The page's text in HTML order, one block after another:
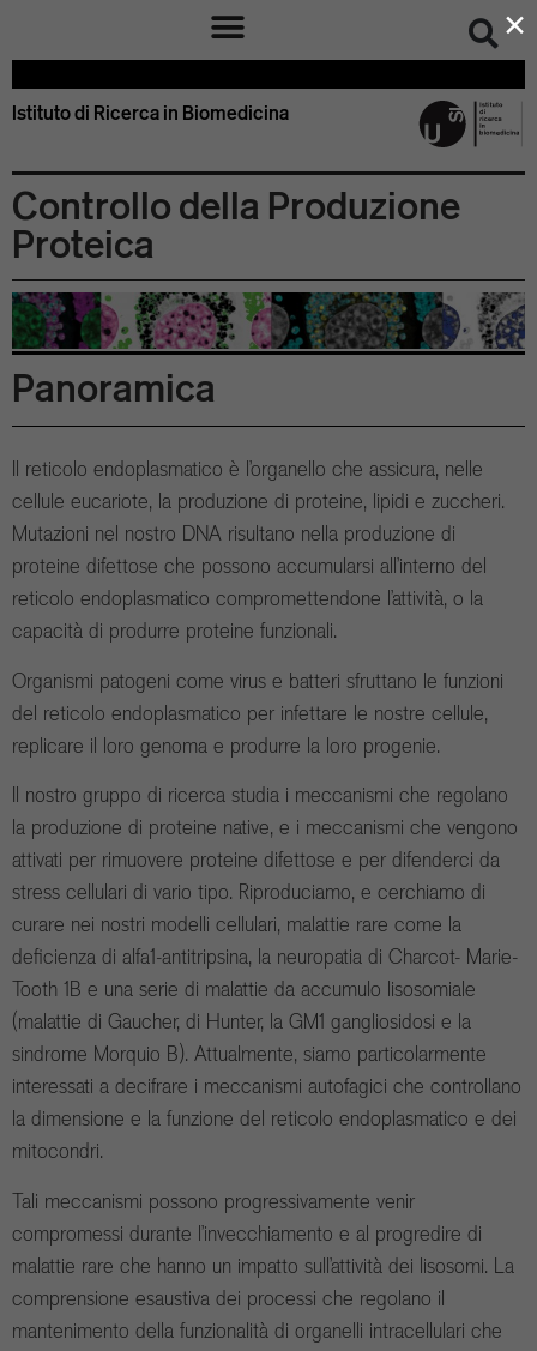
Istituto di Ricerca in Biomedicina
Controllo della Produzione
Proteica
Panoramica
Il reticolo endoplasmatico è l’organello che assicura, nelle
cellule eucariote, la produzione di proteine, lipidi e zuccheri.
Mutazioni nel nostro DNA risultano nella produzione di
proteine difettose che possono accumularsi all’interno del
reticolo endoplasmatico compromettendone l’attività, o la
capacità di produrre proteine funzionali.
Organismi patogeni come virus e batteri sfruttano le funzioni
del reticolo endoplasmatico per infettare le nostre cellule,
replicare il loro genoma e produrre la loro progenie.
Il nostro gruppo di ricerca studia i meccanismi che regolano
la produzione di proteine native, e i meccanismi che vengono
attivati per rimuovere proteine difettose e per difenderci da
stress cellulari di vario tipo. Riproduciamo, e cerchiamo di
curare nei nostri modelli cellulari, malattie rare come la
deficienza di alfa1-antitripsina, la neuropatia di Charcot- Marie-
Tooth 1B e una serie di malattie da accumulo lisosomiale
(malattie di Gaucher, di Hunter, la GM1 gangliosidosi e la
sindrome Morquio B). Attualmente, siamo particolarmente
interessati a decifrare i meccanismi autofagici che controllano
la dimensione e la funzione del reticolo endoplasmatico e dei
mitocondri.
Tali meccanismi possono progressivamente venir
compromessi durante l’invecchiamento e al progredire di
malattie rare che hanno un impatto sull’attività dei lisosomi. La
comprensione esaustiva dei processi che regolano il
mantenimento della funzionalità di organelli intracellulari che
×